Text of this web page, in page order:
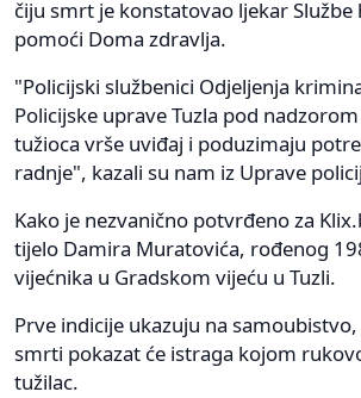
čiju smrt je konstatovao ljekar
pomoći Doma zdravlja.
"Policijski službenici Odjeljenja
Policijske uprave Tuzla pod
tužioca vrše uviđaj i poduzimaju
radnje", kazali su nam iz Uprave
Kako je nezvanično potvrđeno za
tijelo Damira Muratovića, rođenog
vijećnika u Gradskom vijeću u Tuzli.
Prve indicije ukazuju na
smrti pokazat će istraga kojom
tužilac.